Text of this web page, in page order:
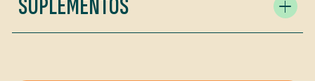
SUPLEMENTOS